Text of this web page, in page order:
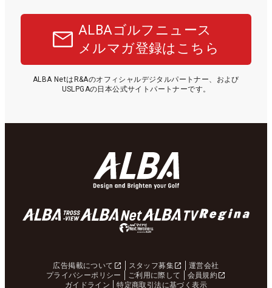
ALBAゴルフニュース
メルマガ登録はこちら
ALBA NetはR&Aのオフィシャルデジタルパートナー、および
USLPGAの日本公式サイトパートナーです。
広告掲載について スタッフ募集
運営会社
プライバシーポリシー
ご利用に際して
会員規約
ガイドライン
特定商取引法に基づく表示